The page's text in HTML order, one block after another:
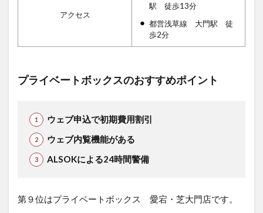
アクセス
駅 徒歩13分
都営浅草線 大門駅 徒
歩2分
プライベートボックスのおすすめポイント
ウェブ申込で初期費用割引
ウェブ内覧機能がある
ALSOKによる24時間警備
第９位はプライベートボックス 愛宕・芝大門店です。